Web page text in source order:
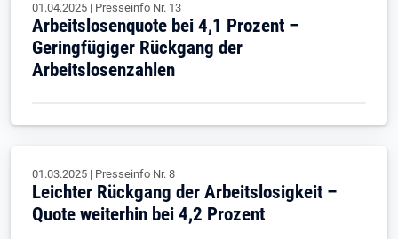
01.04.2025 | Presseinfo Nr. 13
Arbeitslosenquote bei 4,1 Prozent –
Geringfügiger Rückgang der
Arbeitslosenzahlen
01.03.2025 | Presseinfo Nr. 8
Leichter Rückgang der Arbeitslosigkeit –
Quote weiterhin bei 4,2 Prozent